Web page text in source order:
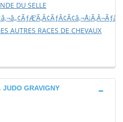
DU SELLE
AUTRES RACES DE CHEVAUX
JUDO GRAVIGNY